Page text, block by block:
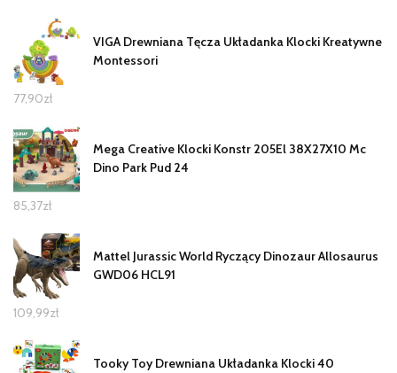
VIGA Drewniana Tęcza Układanka Klocki Kreatywne
Montessori
77,90zł
Mega Creative Klocki Konstr 205El 38X27X10 Mc
Dino Park Pud 24
85,37zł
Mattel Jurassic World Ryczący Dinozaur Allosaurus
GWD06 HCL91
109,99zł
Tooky Toy Drewniana Układanka Klocki 40